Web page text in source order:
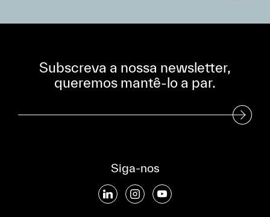
Subscreva a nossa newsletter,
queremos mantê-lo a par.
Subscreva a nossa Newsletter
Siga-nos